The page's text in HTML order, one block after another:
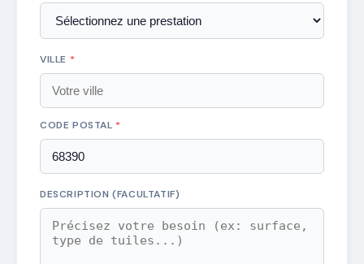
VILLE *
CODE POSTAL *
DESCRIPTION (FACULTATIF)